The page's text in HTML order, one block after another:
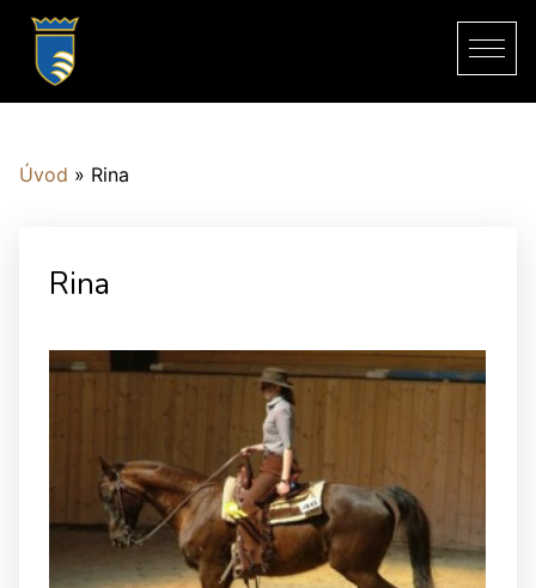
Úvod » Rina
Rina